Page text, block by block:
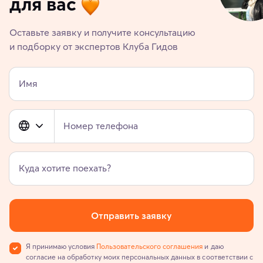
Оставьте заявку и получите консультацию
и подборку от экспертов Клуба Гидов
Имя
Номер телефона
Куда хотите поехать?
Отправить заявку
Я принимаю условия Пользовательского соглашения и даю
согласие на обработку моих персональных данных в соответствии с